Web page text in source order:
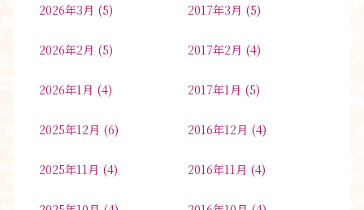
2026年3月 (5)
2026年2月 (5)
2026年1月 (4)
2025年12月 (6)
2025年11月 (4)
2017年3月 (5)
2017年2月 (4)
2017年1月 (5)
2016年12月 (4)
2016年11月 (4)